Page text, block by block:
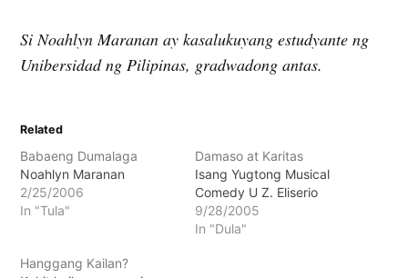
Si Noahlyn Maranan ay kasalukuyang estudyante ng
Unibersidad ng Pilipinas, gradwadong antas.
Related
Babaeng Dumalaga
Noahlyn Maranan
2/25/2006
In "Tula"
Damaso at Karitas
Isang Yugtong Musical
Comedy U Z. Eliserio
9/28/2005
In "Dula"
Hanggang Kailan?